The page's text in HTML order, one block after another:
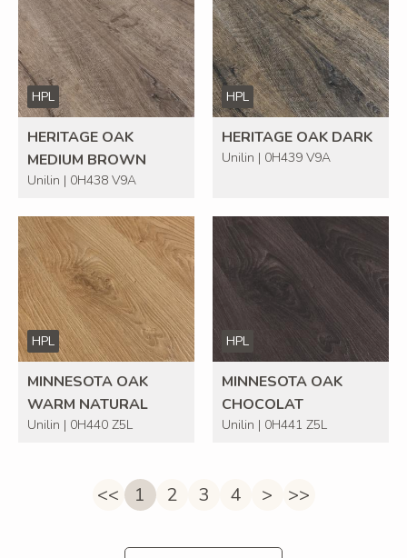
HPL
HERITAGE OAK
MEDIUM BROWN
Unilin | 0H438 V9A
HPL
HERITAGE OAK DARK
Unilin | 0H439 V9A
HPL
MINNESOTA OAK
WARM NATURAL
Unilin | 0H440 Z5L
HPL
MINNESOTA OAK
CHOCOLAT
Unilin | 0H441 Z5L
<< 1 2 3 4 > >>